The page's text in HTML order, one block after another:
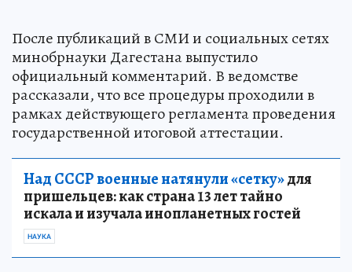
После публикаций в СМИ и социальных сетях
минобрнауки Дагестана выпустило
официальный комментарий. В ведомстве
рассказали, что все процедуры проходили в
рамках действующего регламента проведения
государственной итоговой аттестации.
Над СССР военные натянули «сетку»для
пришельцев: как страна 13 лет тайно
искала и изучала инопланетных гостей
НАУКА